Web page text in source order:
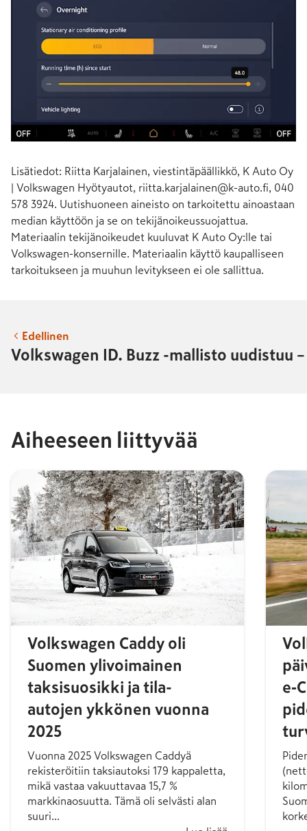
Lisätiedot: Riitta Karjalainen, viestintäpäällikkö, K Auto Oy
| Volkswagen Hyötyautot, riitta.karjalainen@k-auto.fi , 040
578 3924. Uutishuoneen aineisto on tarkoitettu ainoastaan
median käyttöön ja se on tekijänoikeussuojattua.
Materiaalin tekijänoikeudet kuuluvat K Auto Oy:lle tai
Volkswagen-konsernille. Materiaalin käyttö kaupalliseen
tarkoitukseen ja muuhun levitykseen ei ole sallittua.
Edellinen
Volkswagen ID. Buzz -mallisto uudistuu
Aiheeseen liittyvää
Volkswagen Caddy oli
Suomen ylivoimainen
taksisuosikki ja tila-
autojen ykkönen vuonna
2025
Vuonna 2025 Volkswagen Caddyä
rekisteröitiin taksiautoksi 179 kappaletta,
mikä vastaa vakuuttavaa 15,7 %
markkinaosuutta. Tämä oli selvästi alan
suuri...